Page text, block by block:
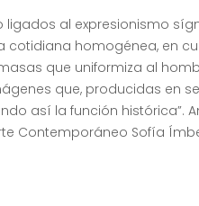
ligados al expresionismo
homogénea, en
que uniformiza al
que, producidas en
así la función histórica”.
Contemporáneo Sofía